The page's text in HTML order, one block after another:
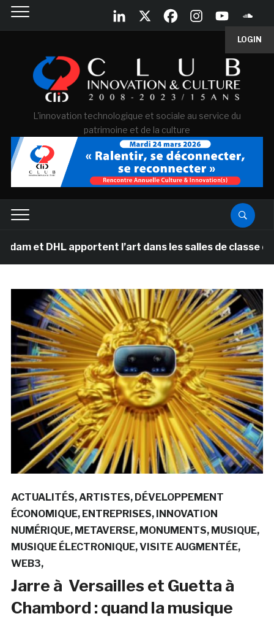
LOGIN
L'innovation technologique et sociale au service du
patrimoine et de la culture
DHL apportent l’art dans les salles de classe des
ACTUALITÉS ARTISTES DÉVELOPPEMENT
ÉCONOMIQUE ENTREPRISES INNOVATION
NUMÉRIQUE METAVERSE MONUMENTS MUSIQUE
MUSIQUE ÉLECTRONIQUE VISITE AUGMENTÉE
WEB3
Jarre à Versailles et Guetta à
Chambord : quand la musique